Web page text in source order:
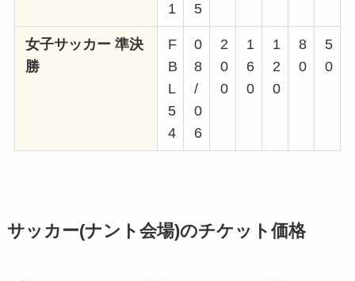
1
5
女子サッカー 準決
勝
F
B
L
5
4
0
8
/
0
6
2
0
0
1
6
0
1
2
0
8
0
5
0
サッカー(ナント会場)のチケット価格